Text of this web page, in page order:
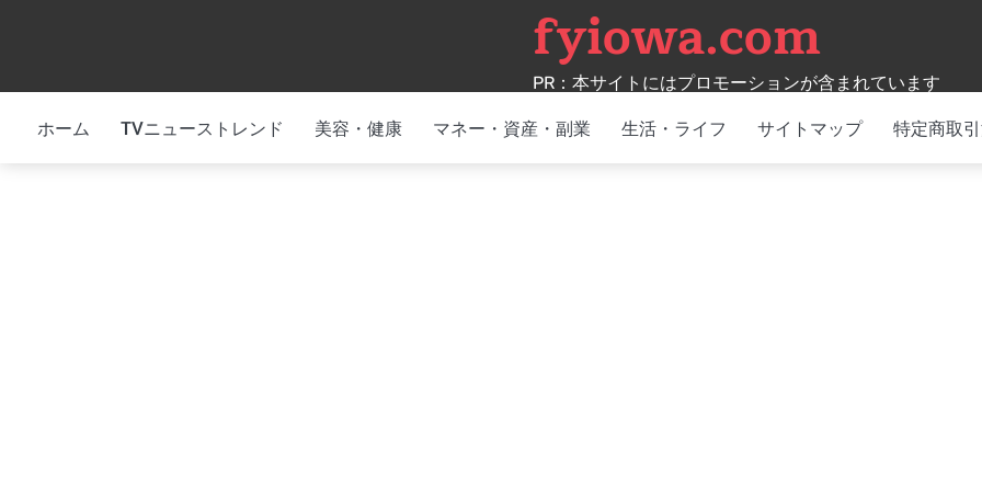
fyiowa.com
PR：本サイトにはプロモーションが含まれています
ホーム TVニューストレンド 美容・健康 マネー・資産・副業 生活・ライフ サイトマップ 特定商取